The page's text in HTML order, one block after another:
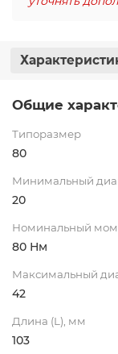
Общие
Типоразмер
80
Минимальный
20
Номинальный
80 Нм
Максимальный
42
Длина (L), мм
103